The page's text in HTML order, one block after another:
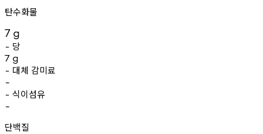
탄수화물
7 g
- 당
7 g
- 대체 감미료
-
- 식이섬유
-
단백질